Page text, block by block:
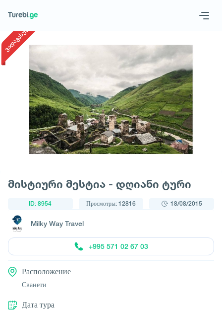
Запросить тур
ვადაგასული
მისტიური მესტია - დღიანი ტური
ID: 8954 Просмотры: 12816 18/08/2015
Milky Way Travel
+995 571 02 67 03
Расположение
Сванети
Дата тура